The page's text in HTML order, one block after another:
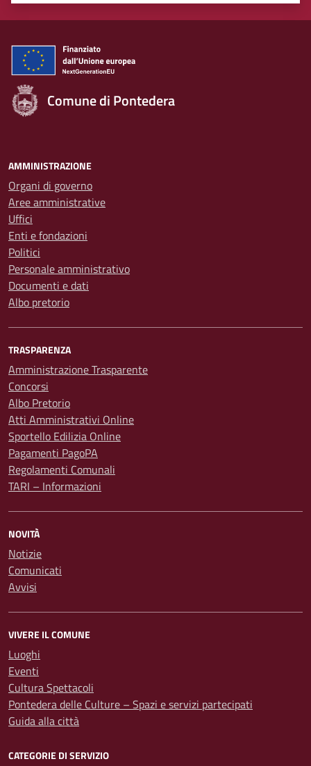
Comune di Pontedera
AMMINISTRAZIONE
Organi di governo
Aree amministrative
Uffici
Enti e fondazioni
Politici
Personale amministrativo
Documenti e dati
Albo pretorio
TRASPARENZA
Amministrazione Trasparente
Concorsi
Albo Pretorio
Atti Amministrativi Online
Sportello Edilizia Online
Pagamenti PagoPA
Regolamenti Comunali
TARI – Informazioni
NOVITÀ
Notizie
Comunicati
Avvisi
VIVERE IL COMUNE
Luoghi
Eventi
Cultura Spettacoli
Pontedera delle Culture – Spazi e servizi partecipati
Guida alla città
CATEGORIE DI SERVIZIO